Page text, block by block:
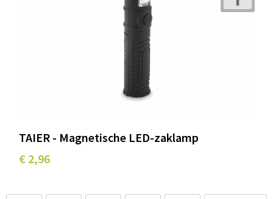
TAIER - Magnetische LED-zaklamp
€ 2,96